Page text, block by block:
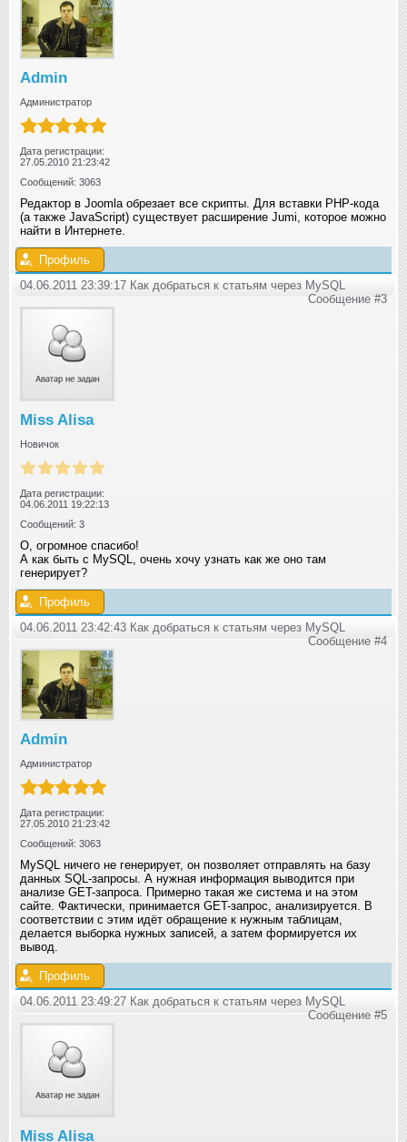
Admin
Администратор
Дата регистрации:
27.05.2010 21:23:42
Сообщений: 3063
Редактор в Joomla обрезает все скрипты. Для вставки PHP-кода
(а также JavaScript) существует расширение Jumi, которое можно
найти в Интернете.
Профиль
04.06.2011 23:39:17 Как добраться к статьям через MySQL
Сообщение #3
Miss Alisa
Новичок
Дата регистрации:
04.06.2011 19:22:13
Сообщений: 3
О, огромное спасибо!
А как быть с MySQL, очень хочу узнать как же оно там
генерирует?
Профиль
04.06.2011 23:42:43 Как добраться к статьям через MySQL
Сообщение #4
Admin
Администратор
Дата регистрации:
27.05.2010 21:23:42
Сообщений: 3063
MySQL ничего не генерирует, он позволяет отправлять на базу
данных SQL-запросы. А нужная информация выводится при
анализе GET-запроса. Примерно такая же система и на этом
сайте. Фактически, принимается GET-запрос, анализируется. В
соответствии с этим идёт обращение к нужным таблицам,
делается выборка нужных записей, а затем формируется их
вывод.
Профиль
04.06.2011 23:49:27 Как добраться к статьям через MySQL
Сообщение #5
Miss Alisa